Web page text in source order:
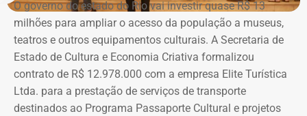
meios de recuperação, contas publicitárias e dados de
pagamento. Com isso, a Meta também seria obrigada a
elaborar uma tabela comparativa, indicando se os perfis
compartilham telefones, dispositivos, endereços de IP,
administradores, contas de anúncios, meios de
pagamento ou gerenciadores de negócios.
O governo do estado do Rio vai investir quase R$ 13
milhões para ampliar o acesso da população a museus,
teatros e outros equipamentos culturais. A Secretaria de
Estado de Cultura e Economia Criativa formalizou
contrato de R$ 12.978.000 com a empresa Elite Turística
Ltda. para a prestação de serviços de transporte
destinados ao Programa Passaporte Cultural e projetos